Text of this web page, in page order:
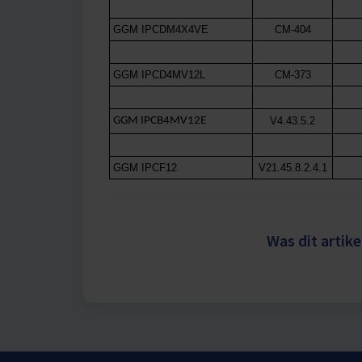
t
e
GGM IPCDM4X4VE CM-404
GGM IPCD4MV12L CM-373
GGM IPCB4MV12E V4.43.5.2
GGM IPCF12 V21.45.8.2.4.1
Was dit